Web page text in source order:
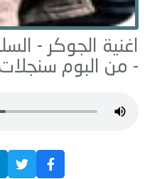
اغنية الجوكر -
- من البوم